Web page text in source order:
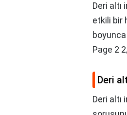
Deri altı
etkili bir
Page 2
Deri
Deri altı